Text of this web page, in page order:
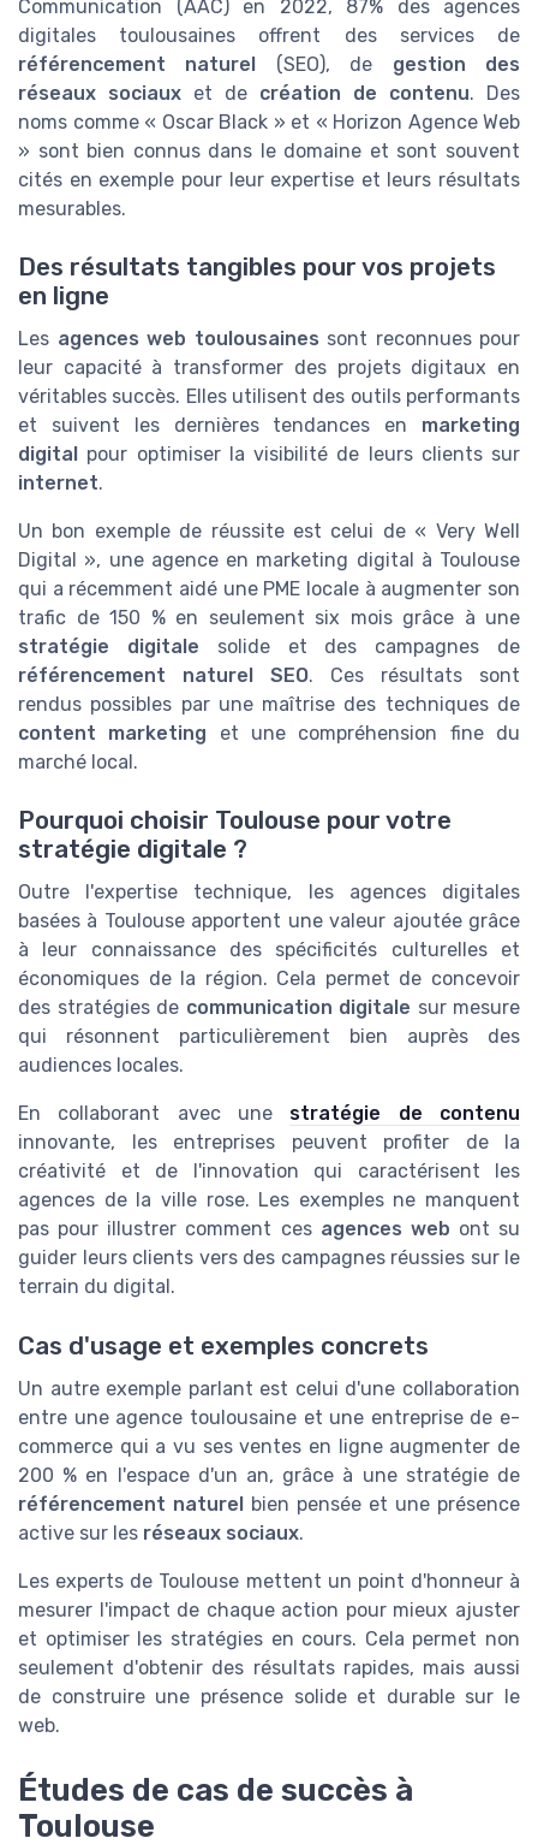
Communication (AAC) en 2022, 87% des agences
digitales toulousaines offrent des services de
référencement naturel (SEO), de gestion des
réseaux sociaux et de création de contenu. Des
noms comme « Oscar Black » et « Horizon Agence Web
» sont bien connus dans le domaine et sont souvent
cités en exemple pour leur expertise et leurs résultats
mesurables.
Des résultats tangibles pour vos projets
en ligne
Les agences web toulousaines sont reconnues pour
leur capacité à transformer des projets digitaux en
véritables succès. Elles utilisent des outils performants
et suivent les dernières tendances en marketing
digital pour optimiser la visibilité de leurs clients sur
internet.
Un bon exemple de réussite est celui de « Very Well
Digital », une agence en marketing digital à Toulouse
qui a récemment aidé une PME locale à augmenter son
trafic de 150 % en seulement six mois grâce à une
stratégie digitale solide et des campagnes de
référencement naturel SEO. Ces résultats sont
rendus possibles par une maîtrise des techniques de
content marketing et une compréhension fine du
marché local.
Pourquoi choisir Toulouse pour votre
stratégie digitale ?
Outre l'expertise technique, les agences digitales
basées à Toulouse apportent une valeur ajoutée grâce
à leur connaissance des spécificités culturelles et
économiques de la région. Cela permet de concevoir
des stratégies de communication digitale sur mesure
qui résonnent particulièrement bien auprès des
audiences locales.
En collaborant avec une stratégie de contenu
innovante, les entreprises peuvent profiter de la
créativité et de l'innovation qui caractérisent les
agences de la ville rose. Les exemples ne manquent
pas pour illustrer comment ces agences web ont su
guider leurs clients vers des campagnes réussies sur le
terrain du digital.
Cas d'usage et exemples concrets
Un autre exemple parlant est celui d'une collaboration
entre une agence toulousaine et une entreprise de e-
commerce qui a vu ses ventes en ligne augmenter de
200 % en l'espace d'un an, grâce à une stratégie de
référencement naturel bien pensée et une présence
active sur les réseaux sociaux.
Les experts de Toulouse mettent un point d'honneur à
mesurer l'impact de chaque action pour mieux ajuster
et optimiser les stratégies en cours. Cela permet non
seulement d'obtenir des résultats rapides, mais aussi
de construire une présence solide et durable sur le
web.
Études de cas de succès à
Toulouse